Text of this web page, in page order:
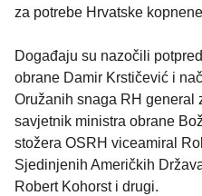
za potrebe Hrvatske
Događaju su nazočili
obrane Damir Krstičević i
Oružanih snaga RH general
savjetnik ministra obrane
stožera OSRH viceamiral
Sjedinjenih Američkih
Robert Kohorst i drugi.